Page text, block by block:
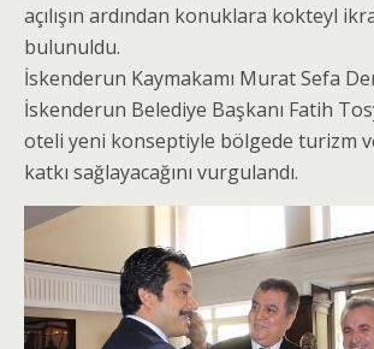
açılışın ardından konuklara kokteyl
bulunuldu.
İskenderun Kaymakamı Murat Sefa
İskenderun Belediye Başkanı Fatih
oteli yeni konseptiyle bölgede turizm
katkı sağlayacağını vurgulandı.